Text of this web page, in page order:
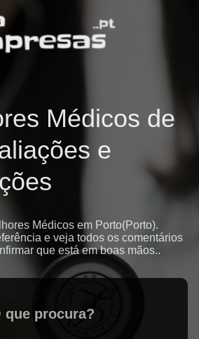
Médicos de
e
Médicos em Porto(Porto).
e veja todos os comentários
que está em boas mãos..
que procura?